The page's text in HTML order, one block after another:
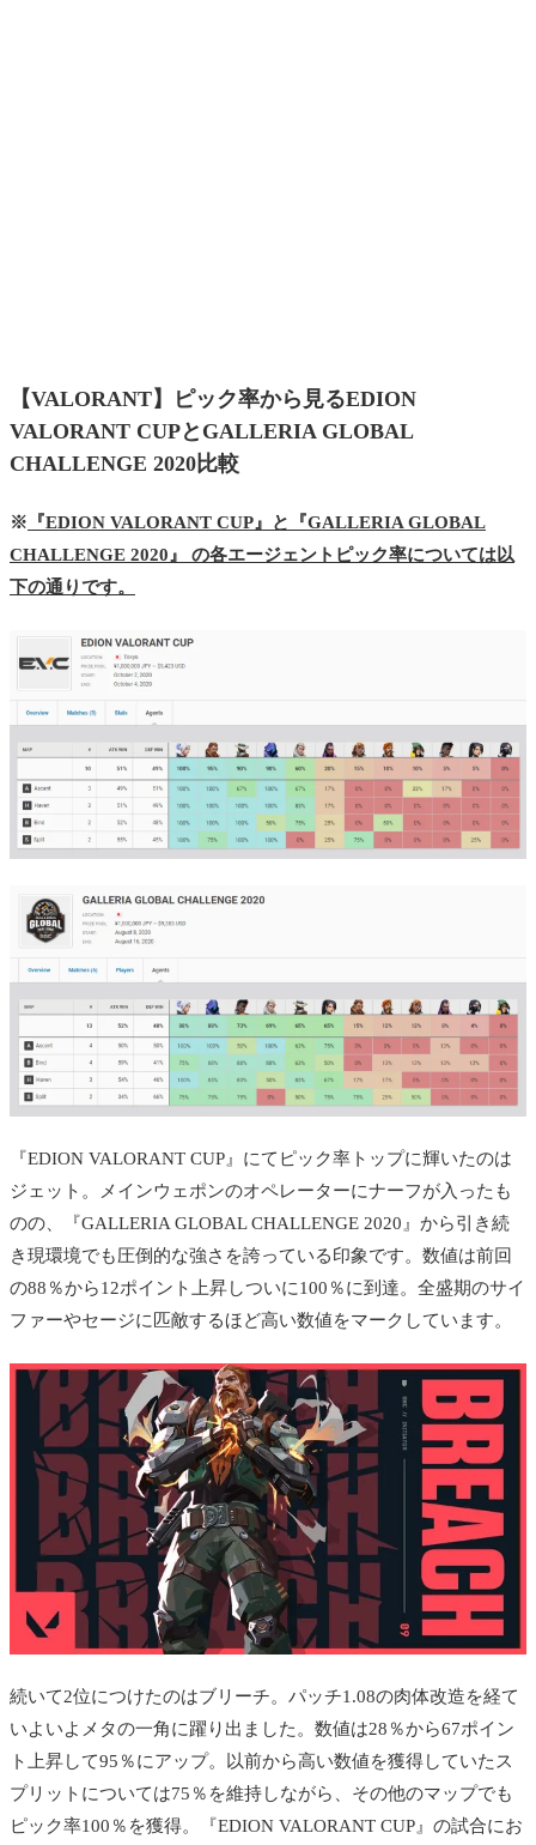
【VALORANT】ピック率から見るEDION
VALORANT CUPとGALLERIA GLOBAL
CHALLENGE 2020比較
※ 『EDION VALORANT CUP』と『GALLERIA GLOBAL
CHALLENGE 2020』 の各エージェントピック率については以
下の通りです。
『EDION VALORANT CUP』にてピック率トップに輝いたのは
ジェット。メインウェポンのオペレーターにナーフが入ったも
のの、『GALLERIA GLOBAL CHALLENGE 2020』から引き続
き現環境でも圧倒的な強さを誇っている印象です。数値は前回
の88％から12ポイント上昇しついに100％に到達。全盛期のサイ
ファーやセージに匹敵するほど高い数値をマークしています。
続いて2位につけたのはブリーチ。パッチ1.08の肉体改造を経て
いよいよメタの一角に躍り出ました。数値は28％から67ポイン
ト上昇して95％にアップ。以前から高い数値を獲得していたス
プリットについては75％を維持しながら、その他のマップでも
ピック率100％を獲得。
『EDION VALORANT CUP』の試合にお